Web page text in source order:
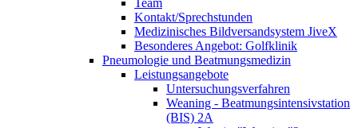
Team
Kontakt/Sprechstunden
Medizinisches Bildversandsystem JiveX
Besonderes Angebot: Golfklinik
Pneumologie und Beatmungsmedizin
Leistungsangebote
Untersuchungsverfahren
Weaning - Beatmungsintensivstation
(BIS) 2A